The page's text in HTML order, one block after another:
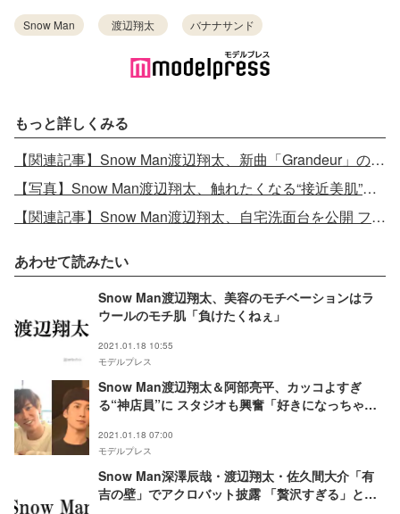
Snow Man 渡辺翔太 バナナサンド
もっと詳しくみる
【関連記事】Snow Man渡辺翔太、新曲「Grandeur」の振りに苦労「マジで拗ねてた」
【写真】Snow Man渡辺翔太、触れたくなる“接近美肌”ショット
【関連記事】Snow Man渡辺翔太、自宅洗面台を公開 ファンの“コスメ特定”が話題に「女子より女子」「負けた」
あわせて読みたい
Snow Man渡辺翔太、美容のモチベーションはラ
ウールのモチ肌「負けたくねぇ」
2021.01.18 10:55
モデルプレス
Snow Man渡辺翔太＆阿部亮平、カッコよすぎ
る“神店員”に スタジオも興奮「好きになっちゃ
2021.01.18 07:00
モデルプレス
Snow Man深澤辰哉・渡辺翔太・佐久間大介「有
吉の壁」でアクロバット披露 「贅沢すぎる」と反